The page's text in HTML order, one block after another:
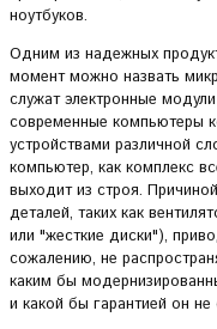
ноутбуков.
Одним из надежных
момент можно назвать
служат электронные
современные компьютеры
устройствами различной
компьютер, как комплекс
выходит из строя.
деталей, таких как
или "жесткие диски"),
сожалению, не
каким бы
и какой бы гарантией он